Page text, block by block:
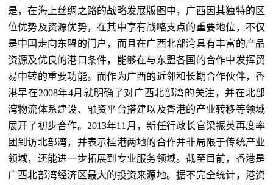
是，在海上丝绸之路的战略发展版图中，广西因其独特的区
位优势及资源优势，在其中享有战略支点的重要地位，不仅
是中国走向东盟的门户，而且在广西北部湾具有丰富的产品
资源及优良的港口条件，能够在与东盟各国的合作中发挥贸
易中转的重要功能。而作为广西的近邻和长期合作伙伴，香
港早在2008年4月就明确了对广西北部湾的关注，并在北部
湾物流体系建设、融资平台搭建以及香港的产业转移等领域
展开了初步合作。2013年11月，新任行政长官梁振英再度率
团到访北部湾，并表示桂港两地的合作并非局限于传统产业
领域，还能进一步拓展到专业服务领域。截至目前，香港是
广西北部湾经济区最大的投资来源地。据不完全统计，港资